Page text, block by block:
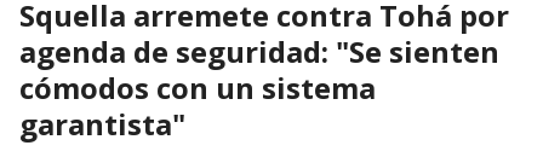
Squella arremete contra Tohá por
agenda de seguridad: "Se sienten
cómodos con un sistema
garantista"